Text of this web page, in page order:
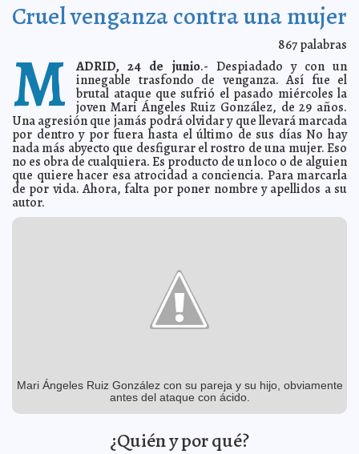
2012-06-25 17:40:22 "No pongamos en riesgo nuestro futuro": Salvador
El PAN pide a los izamaleños que no vendan su
dignidad A7
2012-06-25 15:09:08 Estrés Laboral, problema bilateral Lois Izquierdo
2012-06-25 12:16:24 Defensores del aborto admiten la derrota en
Conferencia de Río Guillermo Barrera Fernandez
2012-06-25 12:06:00 Diego Galé graba con éxito Entre Amigos
Guillermo Barrera
Fernandez
2012-06-25 12:01:30 Renán Barrera pide a meridanos no dejarse
amedrentar por los viejos vicios del tricolor A7
2012-06-25 11:58:05 Cierre de campaña del PAN en Sudzal A7
2012-06-25 11:54:27 Seguirán lluvias en la Península de Yucatán por
Especialistas del IMSS confirman los beneficios de la
Comisarios de Chablekal, Dzitya, Tixcacal, Noc Ac,
Cheuman, Molas y Caucel dan fuerte espaldarazo a Renán Barrera
Concha y auguran que con su victoria se recuperarán los gobiernos
que trabajan para todos los ciudadanos A7
2012-06-25 11:13:18 El PAN pide cuidar el voto en Izamal A7
Servicio médico y medicinas para quien lo necesite:
Mauricio Vila Guillermo Barrera Fernandez
Los programas sociales no son botín político
Cruel venganza contra una mujer
867palabras
M ADRID, 24 de junio.- Despiadado y con un
innegable trasfondo de venganza. Así fue el
brutal ataque que sufrió el pasado miércoles la
joven Mari Ángeles Ruiz González, de 29 años.
Una agresión que jamás podrá olvidar y que llevará marcada
por dentro y por fuera hasta el último de sus días No hay
nada más abyecto que desfigurar el rostro de una mujer. Eso
no es obra de cualquiera. Es producto de un loco o de alguien
que quiere hacer esa atrocidad a conciencia. Para marcarla
de por vida. Ahora, falta por poner nombre y apellidos a su
autor.
Mari Ángeles Ruiz González con su pareja y su hijo, obviamente
antes del ataque con ácido.
¿Quién y por qué?